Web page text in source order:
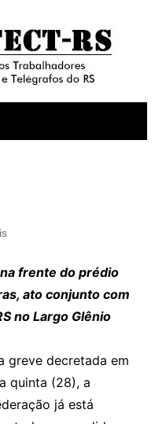
frente do prédio
ato conjunto com
no Largo Glênio
greve decretada em
quinta (28), a
já está